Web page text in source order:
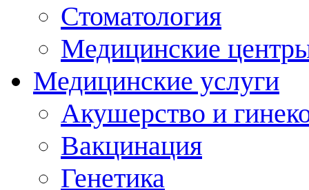
Стоматология
Медицинские
Медицинские услуги
Акушерство и
Вакцинация
Генетика